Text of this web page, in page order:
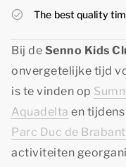
The best quality
Bij de Senno Kids
onvergetelijke tijd
is te vinden op
Aquadelta en
Parc Duc de Brabant
activiteiten